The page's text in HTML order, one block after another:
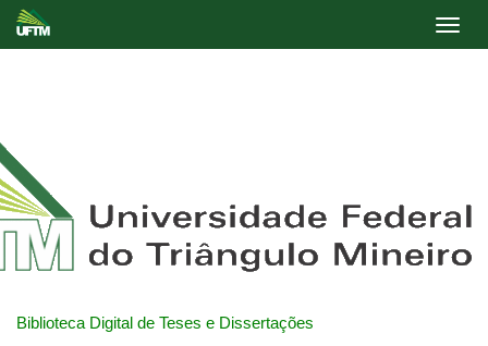
Biblioteca Digital de Teses e Dissertações